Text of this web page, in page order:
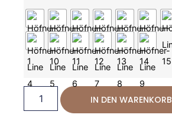
IN DEN WARENKORB